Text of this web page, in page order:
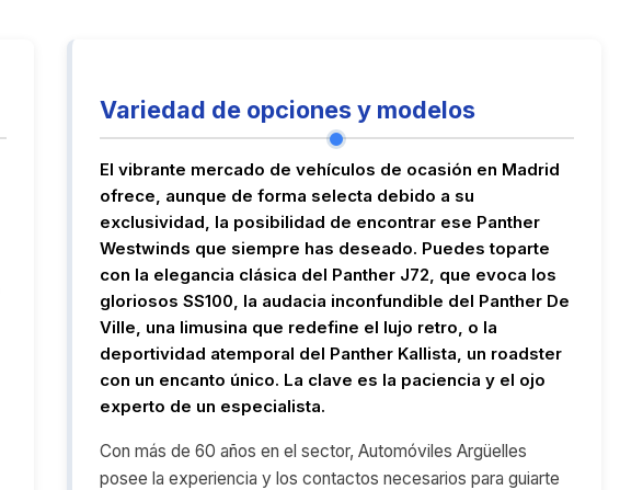
Variedad de opciones y modelos
El vibrante mercado de vehículos de ocasión en Madrid
ofrece, aunque de forma selecta debido a su
exclusividad, la posibilidad de encontrar ese Panther
Westwinds que siempre has deseado. Puedes toparte
con la elegancia clásica del Panther J72, que evoca los
gloriosos SS100, la audacia inconfundible del Panther De
Ville, una limusina que redefine el lujo retro, o la
deportividad atemporal del Panther Kallista, un roadster
con un encanto único. La clave es la paciencia y el ojo
experto de un especialista.
Con más de 60 años en el sector, Automóviles Argüelles
posee la experiencia y los contactos necesarios para guiarte